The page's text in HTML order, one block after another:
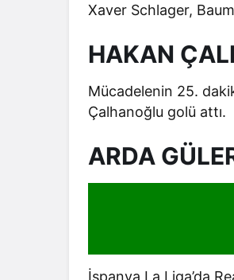
Xaver Schlager,
HAKAN
Mücadelenin 25.
Çalhanoğlu golü attı.
ARDA
İspanya La Liga’da